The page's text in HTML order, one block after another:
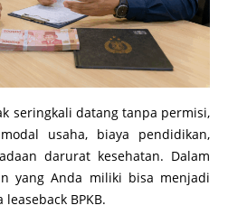
seringkali datang tanpa permisi,
usaha, biaya pendidikan,
darurat kesehatan. Dalam
yang Anda miliki bisa menjadi
BPKB.